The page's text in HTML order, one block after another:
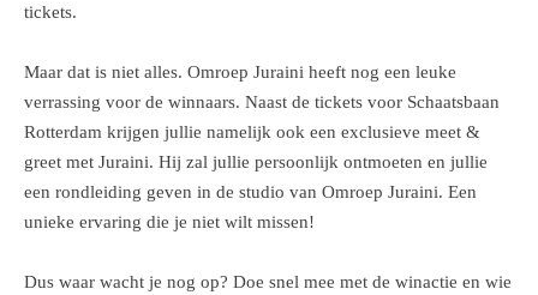
tickets.
Maar dat is niet alles. Omroep Juraini heeft nog een leuke
verrassing voor de winnaars. Naast de tickets voor Schaatsbaan
Rotterdam krijgen jullie namelijk ook een exclusieve meet &
greet met Juraini. Hij zal jullie persoonlijk ontmoeten en jullie
een rondleiding geven in de studio van Omroep Juraini. Een
unieke ervaring die je niet wilt missen!
Dus waar wacht je nog op? Doe snel mee met de winactie en wie